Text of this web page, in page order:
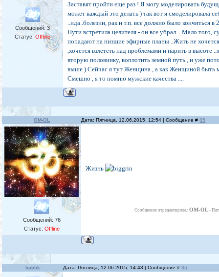
Сообщений:3
Статус:Offline
Заставят пройти еще раз ! Я могу моделировать
может каждый это делать ) так вот я смоделировала
..нда..болезни, рак и т.п. все должно было кончиться в
Пути встретила целителя - он все убрал. ..Мало того,
попадают на низшие эфирные планы ..Жить не
,хочется взлететь над проблемами и парить в высоте
вторую половинку, воплотить земной путь , и уже
выше ) Сейчас я тут Женщина , а как Женщиной быть
Смешно , я то помню мужские качества ....
OM-OL Дата: Пятница, 12.06.2015, 12:54 | Сообщение #85
Сообщений: 76
Статус: Offline
Жизнь
Сообщение отредактировалOM-OL -
bublik Дата: Пятница, 12.06.2015, 14:43 | Сообщение #86